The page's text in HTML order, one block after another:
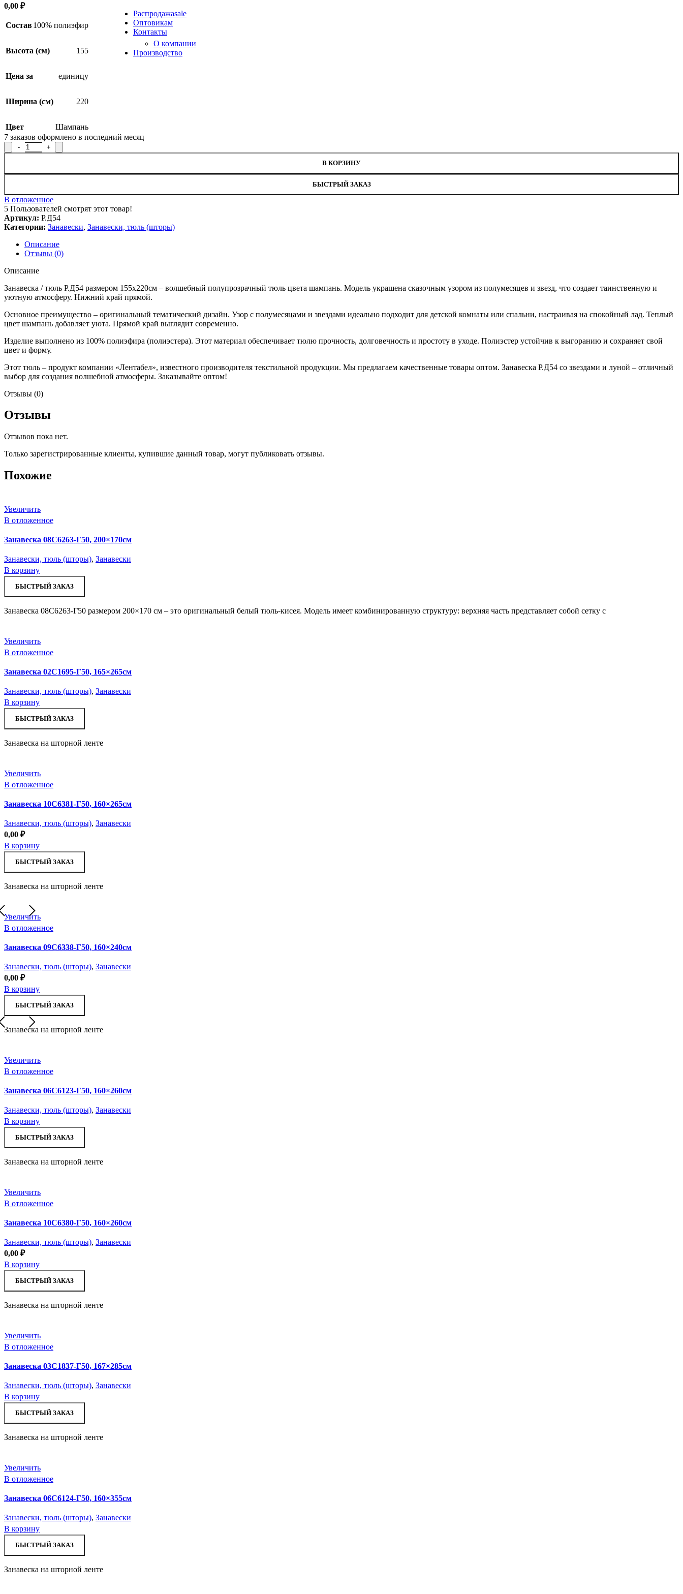
Распродажаsale
Оптовикам
Контакты
О компании
Производство
0,00 ₽
Состав100% полиэфир
Высота (см) 155
Цена за единицу
Ширина (см) 220
Цвет
Шампань
7 заказов оформлено в последний месяц
Количество товара Занавеска / тюль Р.Д54, 155х220см
В КОРЗИНУ
БЫСТРЫЙ ЗАКАЗ
В отложенное
5 Пользователей смотрят этот товар!
Артикул: Р.Д54
Категории: Занавески, Занавески, тюль (шторы)
Описание
Отзывы (0)
Описание
Занавеска / тюль Р.Д54 размером 155х220см – волшебный полупрозрачный тюль цвета шампань. Модель украшена сказочным узором из полумесяцев и звезд, что создает таинственную и
уютную атмосферу. Нижний край прямой.
Основное преимущество – оригинальный тематический дизайн. Узор с полумесяцами и звездами идеально подходит для детской комнаты или спальни, настраивая на спокойный лад. Теплый
цвет шампань добавляет уюта. Прямой край выглядит современно.
Изделие выполнено из 100% полиэфира (полиэстера). Этот материал обеспечивает тюлю прочность, долговечность и простоту в уходе. Полиэстер устойчив к выгоранию и сохраняет свой
цвет и форму.
Этот тюль – продукт компании «Лентабел», известного производителя текстильной продукции. Мы предлагаем качественные товары оптом. Занавеска Р.Д54 со звездами и луной – отличный
выбор для создания волшебной атмосферы. Заказывайте оптом!
Отзывы (0)
Отзывы
Отзывов пока нет.
Только зарегистрированные клиенты, купившие данный товар, могут публиковать отзывы.
Похожие
Увеличить
В отложенное
Занавеска 08С6263-Г50, 200×170см
Занавески, тюль (шторы), Занавески
В корзину
БЫСТРЫЙ ЗАКАЗ
Занавеска 08С6263-Г50 размером 200×170 см – это оригинальный белый тюль-кисея. Модель имеет комбинированную структуру: верхняя часть представляет собой сетку с
Увеличить
В отложенное
Занавеска 02С1695-Г50, 165×265см
Занавески, тюль (шторы), Занавески
В корзину
БЫСТРЫЙ ЗАКАЗ
Занавеска на шторной ленте
Увеличить
В отложенное
Занавеска 10С6381-Г50, 160×265см
Занавески, тюль (шторы), Занавески
0,00 ₽
В корзину
БЫСТРЫЙ ЗАКАЗ
Занавеска на шторной ленте
Увеличить
В отложенное
Занавеска 09С6338-Г50, 160×240см
Занавески, тюль (шторы), Занавески
0,00 ₽
В корзину
БЫСТРЫЙ ЗАКАЗ
Занавеска на шторной ленте
Увеличить
В отложенное
Занавеска 06С6123-Г50, 160×260см
Занавески, тюль (шторы), Занавески
В корзину
БЫСТРЫЙ ЗАКАЗ
Занавеска на шторной ленте
Увеличить
В отложенное
Занавеска 10С6380-Г50, 160×260см
Занавески, тюль (шторы), Занавески
0,00 ₽
В корзину
БЫСТРЫЙ ЗАКАЗ
Занавеска на шторной ленте
Увеличить
В отложенное
Занавеска 03С1837-Г50, 167×285см
Занавески, тюль (шторы), Занавески
В корзину
БЫСТРЫЙ ЗАКАЗ
Занавеска на шторной ленте
Увеличить
В отложенное
Занавеска 06С6124-Г50, 160×355см
Занавески, тюль (шторы), Занавески
В корзину
БЫСТРЫЙ ЗАКАЗ
Занавеска на шторной ленте